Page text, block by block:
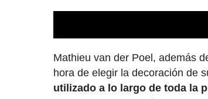
Mathieu van der Poel, además
hora de elegir la decoración de
utilizado a lo largo de toda la